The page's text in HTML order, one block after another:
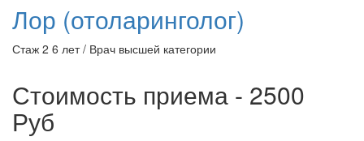
Лор (отоларинголог)
Стаж 2 6 лет / Врач высшей категории
Стоимость приема - 2500
Руб